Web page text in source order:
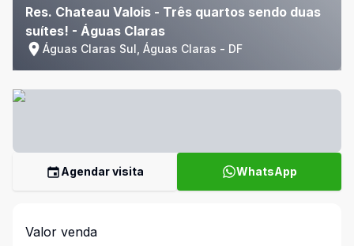
Res. Chateau Valois - Três quartos sendo duas
suítes! - Águas Claras
Águas Claras Sul, Águas Claras - DF
Agendar visita WhatsApp
Valor venda